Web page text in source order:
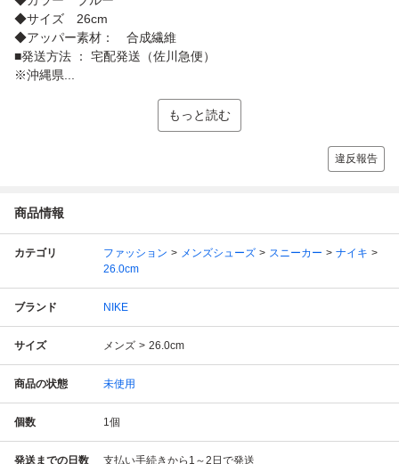
◆サイズ 26cm
◆アッパー素材： 合成繊維
■発送方法 ： 宅配発送（佐川急便）
※沖縄県...
もっと読む
違反報告
商品情報
カテゴリ ファッション メンズシューズ スニーカー
ナイキ
26.0cm
ブランド NIKE
サイズ メンズ 26.0cm
商品の状態 未使用
個数 1個
発送までの日数 支払い手続きから1～2日で発送